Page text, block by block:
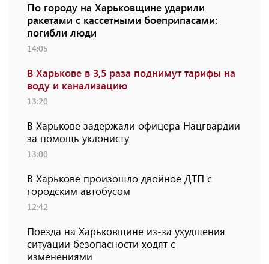
По городу на Харьковщине ударили
ракетами с кассетными боеприпасами:
погибли люди
14:05
В Харькове в 3,5 раза поднимут тарифы на
воду и канализацию
13:20
В Харькове задержали офицера Нацгвардии
за помощь уклонисту
13:00
В Харькове произошло двойное ДТП с
городским автобусом
12:42
Поезда на Харьковщине из-за ухудшения
ситуации безопасности ходят с
изменениями